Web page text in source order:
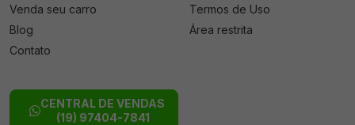
Venda seu carro
Blog
Contato
Termos de Uso
Área restrita
CENTRAL DE VENDAS
(19) 97404-7841